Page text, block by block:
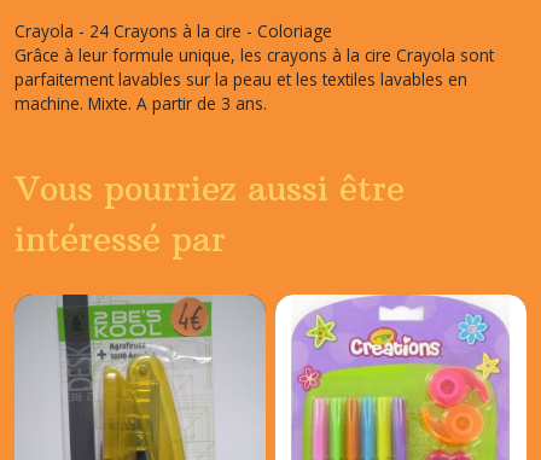
Crayola - 24 Crayons à la cire - Coloriage
Grâce à leur formule unique, les crayons à la cire Crayola sont
parfaitement lavables sur la peau et les textiles lavables en
machine. Mixte. A partir de 3 ans.
Vous pourriez aussi être
intéressé par